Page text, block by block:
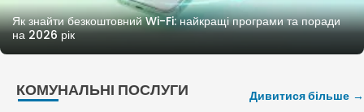
Як знайти безкоштовний Wi-Fi: найкращі програми та поради
на 2026 рік
КОМУНАЛЬНІ ПОСЛУГИ Дивитися більше